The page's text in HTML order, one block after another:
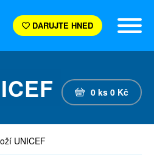
DARUJTE HNED
0 ks 0 Kč
UNICEF